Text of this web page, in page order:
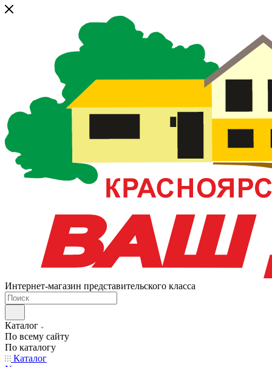
Интернет-магазин представительского класса
Каталог
По всему сайту
По каталогу
Каталог